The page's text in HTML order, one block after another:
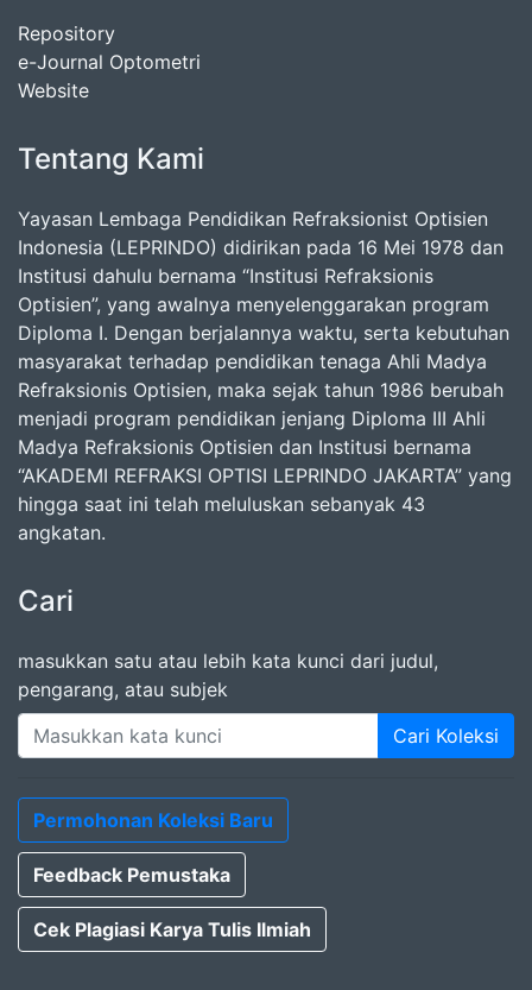
Repository
e-Journal Optometri
Website
Tentang Kami
Yayasan Lembaga Pendidikan Refraksionist Optisien
Indonesia (LEPRINDO) didirikan pada 16 Mei 1978 dan
Institusi dahulu bernama “Institusi Refraksionis
Optisien”, yang awalnya menyelenggarakan program
Diploma I. Dengan berjalannya waktu, serta kebutuhan
masyarakat terhadap pendidikan tenaga Ahli Madya
Refraksionis Optisien, maka sejak tahun 1986 berubah
menjadi program pendidikan jenjang Diploma III Ahli
Madya Refraksionis Optisien dan Institusi bernama
“AKADEMI REFRAKSI OPTISI LEPRINDO JAKARTA” yang
hingga saat ini telah meluluskan sebanyak 43
angkatan.
Cari
masukkan satu atau lebih kata kunci dari judul,
pengarang, atau subjek
Cari Koleksi
Permohonan Koleksi Baru
Feedback Pemustaka
Cek Plagiasi Karya Tulis Ilmiah